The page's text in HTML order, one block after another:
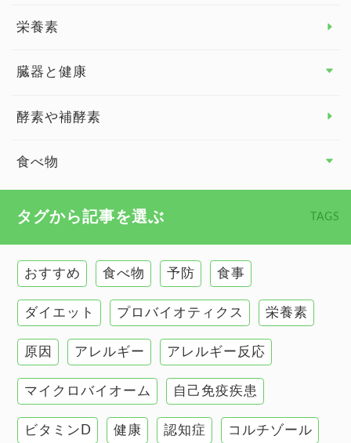
栄養素
臓器と健康
臓器と健康 トップ
慢性疲労
甲状腺
肌
肝臓の健康
腸の健康
自己免疫疾患
酵素や補酵素
食べ物
タグから記事を選ぶ TAGS
おすすめ 食べ物 予防 食事
ダイエット プロバイオティクス 栄養素
原因 アレルギー アレルギー反応
マイクロバイオーム 自己免疫疾患
ビタミンD 健康 認知症 コルチゾール